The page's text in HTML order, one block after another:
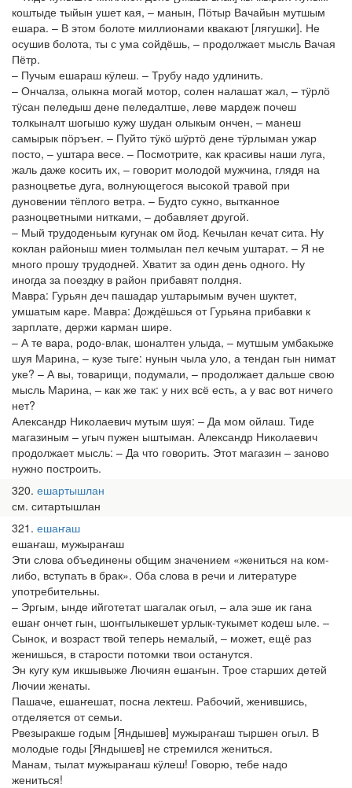
коштыде тыйын ушет кая, – манын, Пӧтыр Вачайын мутшым
ешара. – В этом болоте миллионами квакают [лягушки]. Не
осушив болота, ты с ума сойдёшь, – продолжает мысль Вачая
Пётр.
– Пучым ешараш кӱлеш. – Трубу надо удлинить.
– Ончалза, олыкна могай мотор, солен налашат жал, – тӱрлӧ
тӱсан пеледыш дене пеледалтше, леве мардеж почеш
толкыналт шогышо кужу шудан олыкым ончен, – манеш
самырык пӧръеҥ. – Пуйто тӱкӧ шӱртӧ дене тӱрлыман ужар
посто, – уштара весе. – Посмотрите, как красивы наши луга,
жаль даже косить их, – говорит молодой мужчина, глядя на
разноцветье дуга, волнующегося высокой травой при
дуновении тёплого ветра. – Будто сукно, вытканное
разноцветными нитками, – добавляет другой.
– Мый трудоденьым кугунак ом йод. Кечылан кечат сита. Ну
коклан районыш миен толмылан пел кечым уштарат. – Я не
много прошу трудодней. Хватит за один день одного. Ну
иногда за поездку в район прибавят полдня.
Мавра: Гурьян деч пашадар уштарымым вучен шуктет,
умшатым каре. Мавра: Дождёшься от Гурьяна прибавки к
зарплате, держи карман шире.
– А те вара, родо-влак, шоналтен улыда, – мутшым умбакыже
шуя Марина, – кузе тыге: нунын чыла уло, а тендан гын нимат
уке? – А вы, товарищи, подумали, – продолжает дальше свою
мысль Марина, – как же так: у них всё есть, а у вас вот ничего
нет?
Александр Николаевич мутым шуя: – Да мом ойлаш. Тиде
магазиным – угыч пужен ыштыман. Александр Николаевич
продолжает мысль: – Да что говорить. Этот магазин – заново
нужно построить.
320 ешартышлан
см. ситартышлан
321 ешаҥаш
ешаҥаш, мужыраҥаш
Эти слова объединены общим значением «жениться на ком-
либо, вступать в брак». Оба слова в речи и литературе
употребительны.
– Эргым, ынде ийготетат шагалак огыл, – ала эше ик гана
ешаҥ ончет гын, шоҥгылыкешет урлык-тукымет кодеш ыле. –
Сынок, и возраст твой теперь немалый, – может, ещё раз
женишься, в старости потомки твои останутся.
Эн кугу кум икшывыже Лючиян ешаҥын. Трое старших детей
Лючии женаты.
Пашаче, ешаҥешат, посна лектеш. Рабочий, женившись,
отделяется от семьи.
Рвезыракше годым [Яндышев] мужыраҥаш тыршен огыл. В
молодые годы [Яндышев] не стремился жениться.
Манам, тылат мужыраҥаш кӱлеш! Говорю, тебе надо
жениться!